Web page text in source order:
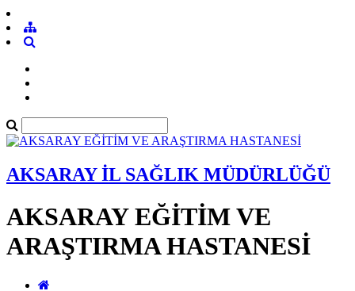
AKSARAY İL SAĞLIK MÜDÜRLÜĞÜ
AKSARAY EĞİTİM VE
ARAŞTIRMA HASTANESİ